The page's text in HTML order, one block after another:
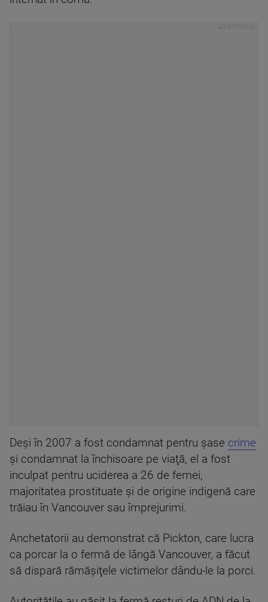
Deşi în 2007 a fost condamnat pentru şase crime
şi condamnat la închisoare pe viaţă, el a fost
inculpat pentru uciderea a 26 de femei,
majoritatea prostituate şi de origine indigenă care
trăiau în Vancouver sau împrejurimi.
Anchetatorii au demonstrat că Pickton, care lucra
ca porcar la o fermă de lângă Vancouver, a făcut
să dispară rămăşiţele victimelor dându-le la porci.